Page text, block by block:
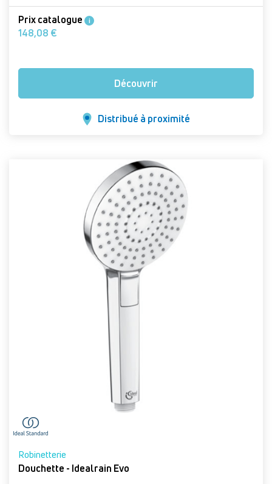
Prix catalogue i
148,08 €
Découvrir
Distribué à proximité
Robinetterie
Douchette - Idealrain Evo